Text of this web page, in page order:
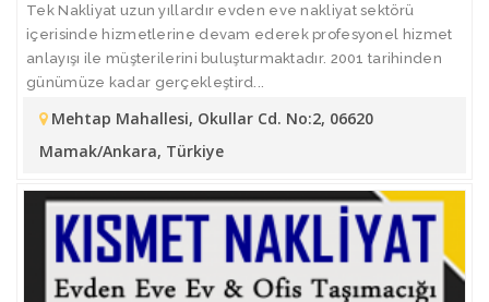
Tek Nakliyat uzun yıllardır evden eve nakliyat sektörü
içerisinde hizmetlerine devam ederek profesyonel hizmet
anlayışı ile müşterilerini buluşturmaktadır. 2001 tarihinden
günümüze kadar gerçekleştird...
Mehtap Mahallesi, Okullar Cd. No:2, 06620
Mamak/Ankara, Türkiye